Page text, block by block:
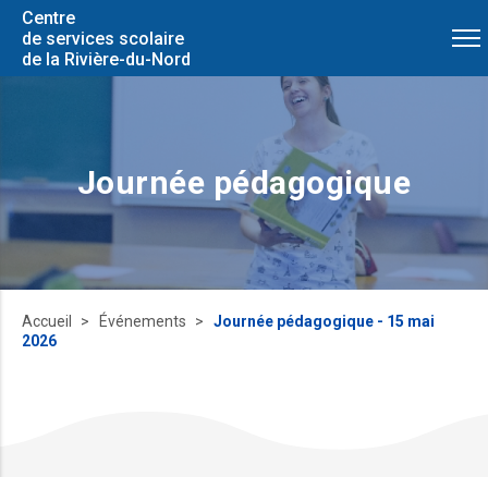
Centre
de services scolaire
de la Rivière-du-Nord
Journée pédagogique
Accueil Événements
Journée pédagogique - 15 mai
2026